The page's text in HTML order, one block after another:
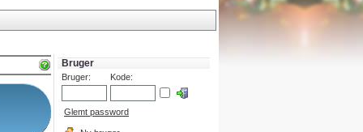
Bruger
Bruger: Kode:
Glemt password